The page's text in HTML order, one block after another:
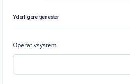
Yderligere tjenester
Operativsystem